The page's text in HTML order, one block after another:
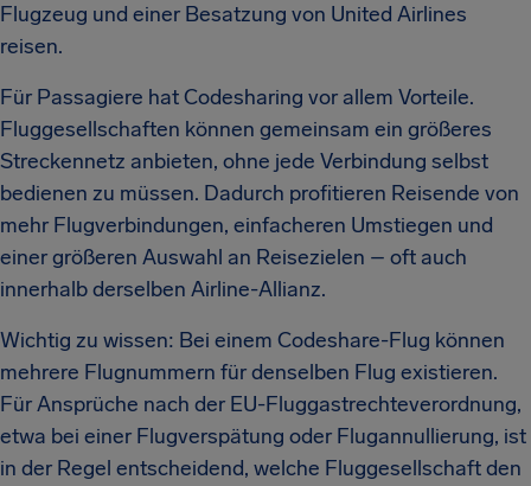
Flugzeug und einer Besatzung von United Airlines
reisen.
Für Passagiere hat Codesharing vor allem Vorteile.
Fluggesellschaften können gemeinsam ein größeres
Streckennetz anbieten, ohne jede Verbindung selbst
bedienen zu müssen. Dadurch profitieren Reisende von
mehr Flugverbindungen, einfacheren Umstiegen und
einer größeren Auswahl an Reisezielen – oft auch
innerhalb derselben Airline-Allianz.
Wichtig zu wissen: Bei einem Codeshare-Flug können
mehrere Flugnummern für denselben Flug existieren.
Für Ansprüche nach der EU-Fluggastrechteverordnung,
etwa bei einer Flugverspätung oder Flugannullierung, ist
in der Regel entscheidend, welche Fluggesellschaft den